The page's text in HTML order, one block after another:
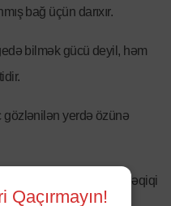
bağ üçün darıxır.
bilmək gücü deyil, həm
gözlənilən yerdə özünə
qəbul etdikdən sonra həqiqi